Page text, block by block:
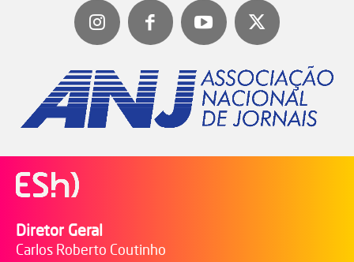
Diretor Geral
Carlos Roberto Coutinho